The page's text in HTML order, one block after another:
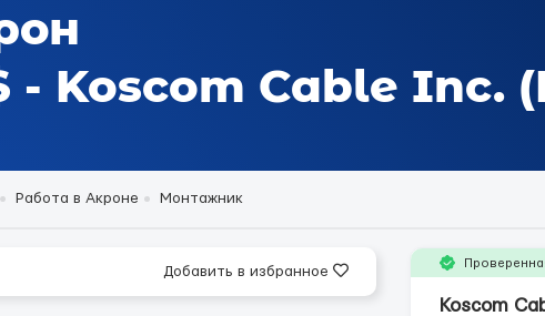
Koscom Cable Inc.
Работа в Акроне Монтажник
Добавить в избранное
Koscom